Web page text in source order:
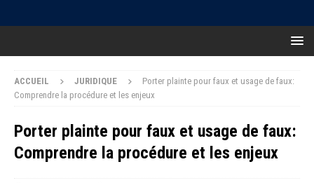
ACCUEIL JURIDIQUE
Porter plainte pour faux et usage de faux:
Comprendre la procédure et les enjeux
Porter plainte pour faux et usage de faux:
Comprendre la procédure et les enjeux